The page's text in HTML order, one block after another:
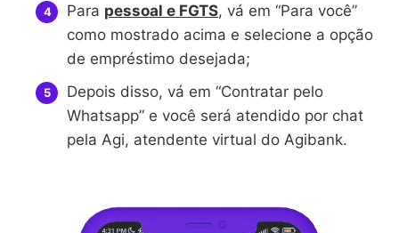
Para pessoal e FGTS, vá em “Para você”
como mostrado acima e selecione a opção
de empréstimo desejada;
Depois disso, vá em “Contratar pelo
Whatsapp” e você será atendido por chat
pela Agi, atendente virtual do Agibank.